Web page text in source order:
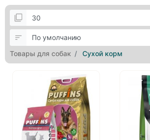
Товары для собак Сухой корм